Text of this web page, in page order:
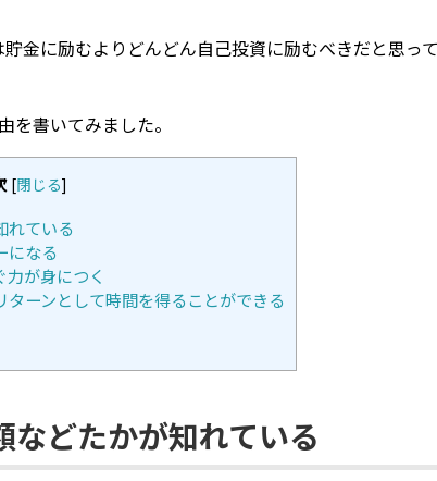
金に励むよりどんどん自己投資に励むべきだと思っ
を書いてみました。
[閉じる]
れている
になる
が身につく
ーンとして時間を得ることができる
どたかが知れている